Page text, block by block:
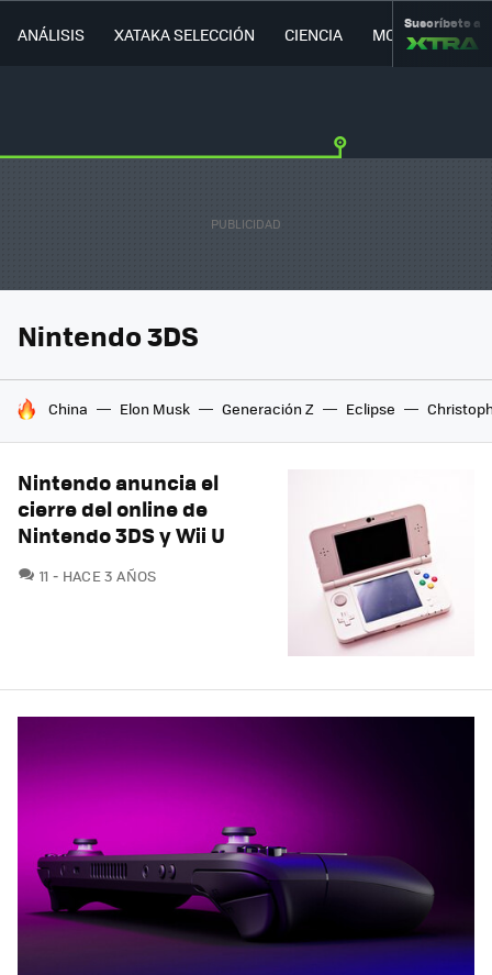
ANÁLISIS XATAKA SELECCIÓN CIENCIA MOVILIDAD
Suscríbete a
Nintendo 3DS
HOY SE HABLA DE
China Elon Musk Generación Z Eclipse
Nintendo anuncia el
cierre del online de
Nintendo 3DS y Wii U
11 COMENTARIOS
HACE 3 AÑOS